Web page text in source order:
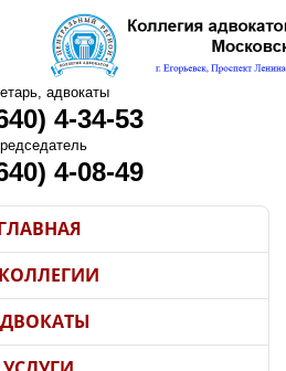
адвокаты
4-34-53
4-08-49